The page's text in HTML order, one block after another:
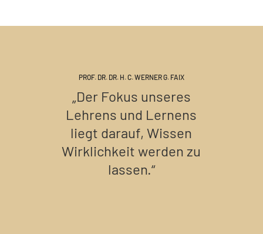
PROF. DR. DR. H. C. WERNER G. FAIX
„Der Fokus unseres
Lehrens und Lernens
liegt darauf, Wissen
Wirklichkeit werden zu
lassen.“